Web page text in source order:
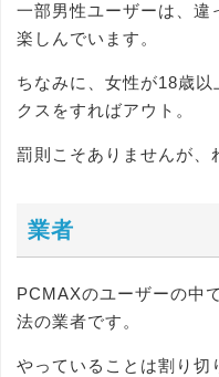
一部男性ユーザーは、違
楽しんでいます。
ちなみに、女性が18歳
クスをすればアウト。
罰則こそありませんが、
業者
PCMAXのユーザーの中
法の業者です。
やっていることは割り切